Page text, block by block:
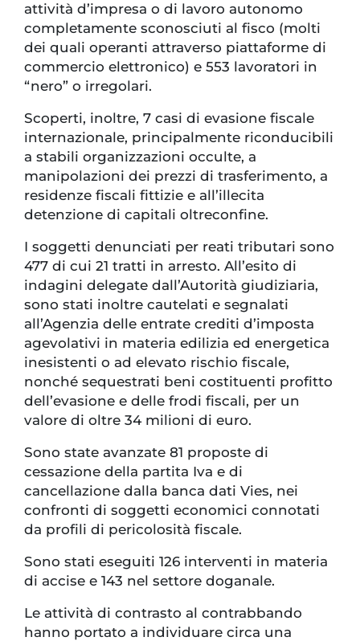
attività d’impresa o di lavoro autonomo
completamente sconosciuti al fisco (molti
dei quali operanti attraverso piattaforme di
commercio elettronico) e 553 lavoratori in
“nero” o irregolari.
Scoperti, inoltre, 7 casi di evasione fiscale
internazionale, principalmente riconducibili
a stabili organizzazioni occulte, a
manipolazioni dei prezzi di trasferimento, a
residenze fiscali fittizie e all’illecita
detenzione di capitali oltreconfine.
I soggetti denunciati per reati tributari sono
477 di cui 21 tratti in arresto. All’esito di
indagini delegate dall’Autorità giudiziaria,
sono stati inoltre cautelati e segnalati
all’Agenzia delle entrate crediti d’imposta
agevolativi in materia edilizia ed energetica
inesistenti o ad elevato rischio fiscale,
nonché sequestrati beni costituenti profitto
dell’evasione e delle frodi fiscali, per un
valore di oltre 34 milioni di euro.
Sono state avanzate 81 proposte di
cessazione della partita Iva e di
cancellazione dalla banca dati Vies, nei
confronti di soggetti economici connotati
da profili di pericolosità fiscale.
Sono stati eseguiti 126 interventi in materia
di accise e 143 nel settore doganale.
Le attività di contrasto al contrabbando
hanno portato a individuare circa una